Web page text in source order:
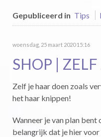
Gepubliceerd in Tips
woensdag, 25 maart 2020 15:16
SHOP |
Zelf je haar doen zoals
het haar knippen!
Wanneer je van plan bent
belangrijk dat je hier